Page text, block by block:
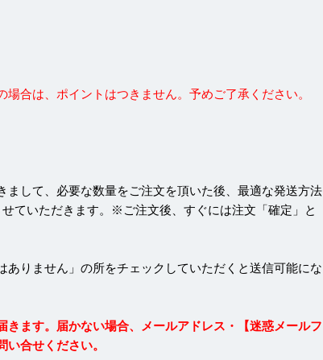
合は、ポイントはつきません。予めご了承ください。
して、必要な数量をご注文を頂いた後、最適な発送方法
ていただきます。※ご注文後、すぐには注文「確定」と
りません」の所をチェックしていただくと送信可能にな
きます。届かない場合、メールアドレス・【迷惑メールフ
合せください。